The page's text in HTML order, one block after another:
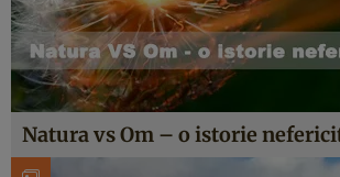
Natura vs Om – o istorie